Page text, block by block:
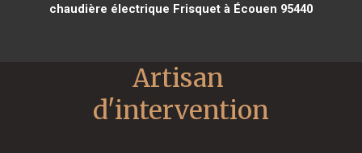
chaudière électrique Frisquet à Écouen 95440
Artisan
d'intervention